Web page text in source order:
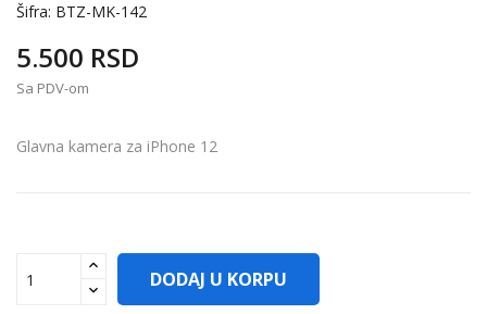
Šifra: BTZ-MK-142
5.500 RSD
Sa PDV-om
Glavna kamera za iPhone 12
DODAJ U KORPU